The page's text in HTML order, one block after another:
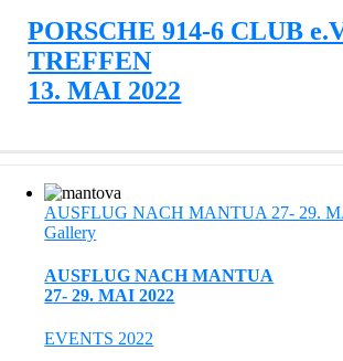
PORSCHE 914-6 CLUB
TREFFEN
13. MAI 2022
AUSFLUG NACH MANTUA 27- 29.
Gallery
AUSFLUG NACH MANTUA
27- 29. MAI 2022
EVENTS 2022